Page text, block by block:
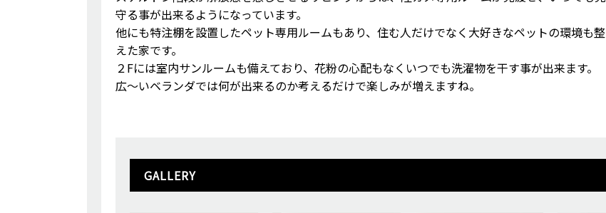
守る事が出来るようになっています。
他にも特注棚を設置したペット専用ルームもあり、住む人だけでなく大好きなペットの環境も整
えた家です。
２Fには室内サンルームも備えており、花粉の心配もなくいつでも洗濯物を干す事が出来ます。
広～いベランダでは何が出来るのか考えるだけで楽しみが増えますね。
GALLERY